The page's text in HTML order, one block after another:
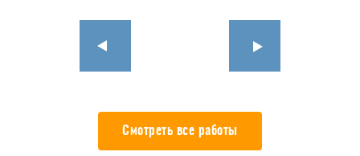
Смотреть все работы